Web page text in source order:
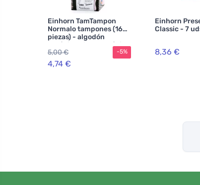
Einhorn TamTampon
Normalo tampones (16
piezas) - algodón
orgánico hipoalergénico
5,00 €
4,74 €
-5%
Einhorn
Classic - 7
8,36 €